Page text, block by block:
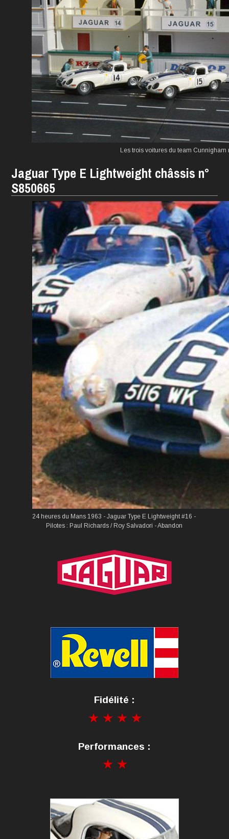
Les trois voitures du team Cunnigham
Jaguar Type E Lightweight châssis n°
S850665
24 heures du Mans 1963 - Jaguar Type E Lightweight #16 -
Pilotes : Paul Richards / Roy Salvadori - Abandon
Fidélité :
Performances :